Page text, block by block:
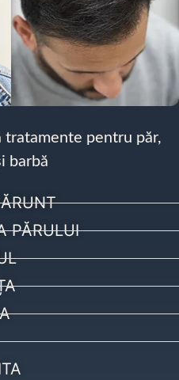
tratamente pentru păr,
barbă
PĂRULUI